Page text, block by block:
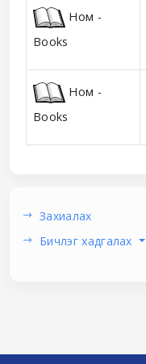
Ном -
Books
Ном -
Books
Захиалах
Бичлэг хадгалах